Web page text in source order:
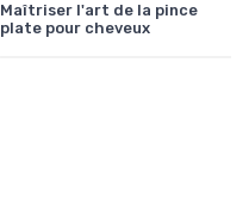
Maîtriser l'art de la pince
plate pour cheveux